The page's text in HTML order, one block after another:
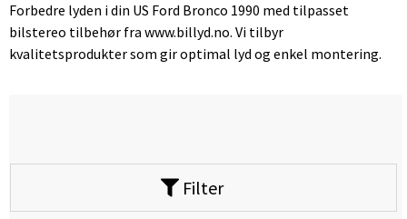
Forbedre lyden i din US Ford Bronco 1990 med tilpasset
bilstereo tilbehør fra www.billyd.no. Vi tilbyr
kvalitetsprodukter som gir optimal lyd og enkel montering.
Filter